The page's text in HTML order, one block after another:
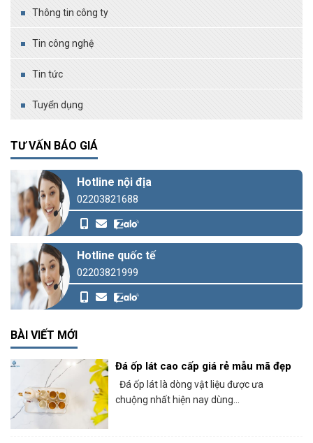
Thông tin công ty
Tin công nghệ
Tin tức
Tuyển dụng
TƯ VẤN BÁO GIÁ
Hotline nội địa
02203821688
Hotline quốc tế
02203821999
BÀI VIẾT MỚI
Đá ốp lát cao cấp giá rẻ mẫu mã đẹp
Đá ốp lát là dòng vật liệu được ưa
chuộng nhất hiện nay dùng...